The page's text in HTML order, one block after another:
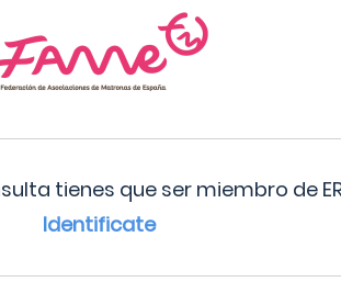
tienes que ser miembro de
Identificate